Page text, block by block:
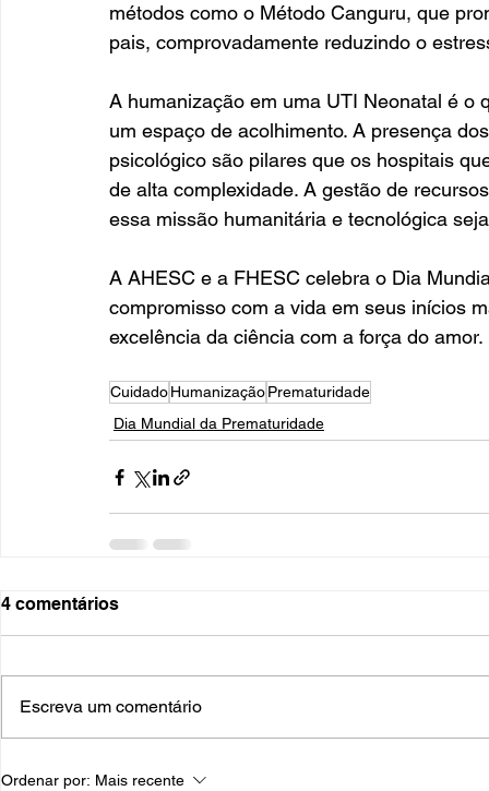
métodos como o Método Canguru, que
pais, comprovadamente reduzindo o
A humanização em uma UTI Neonatal é o
um espaço de acolhimento. A presença
psicológico são pilares que os hospitais
de alta complexidade. A gestão de
essa missão humanitária e tecnológica
A AHESC e a FHESC celebra o Dia
compromisso com a vida em seus inícios
excelência da ciência com a força do amor.
CuidadoHumanizaçãoPrematuridade
Dia Mundial da Prematuridade
4 comentários
Escreva um comentário
Ordenar por: Mais recente